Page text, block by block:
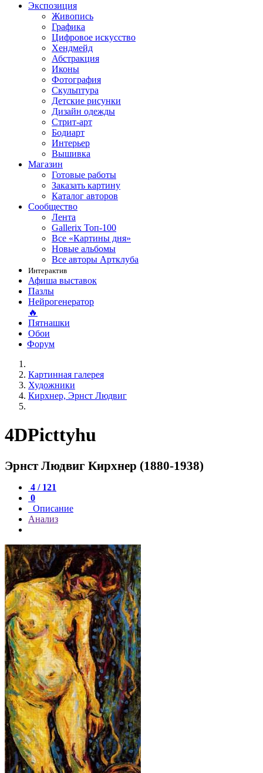
Экспозиция
Живопись
Графика
Цифровое искусство
Хендмейд
Абстракция
Иконы
Фотография
Скульптура
Детские рисунки
Дизайн одежды
Стрит-арт
Бодиарт
Интерьер
Вышивка
Магазин
Готовые работы
Заказать картину
Каталог авторов
Сообщество
Лента
Gallerix Топ-100
Все «Картины дня»
Новые альбомы
Все авторы Артклуба
Интерактив
Афиша выставок
Пазлы
Нейрогенератор
🔥
Пятнашки
Обои
Форум
Картинная галерея
Художники
Кирхнер, Эрнст Людвиг
4DPicttyhu
Эрнст Людвиг Кирхнер (1880-1938)
4 / 121
0
Описание
Анализ